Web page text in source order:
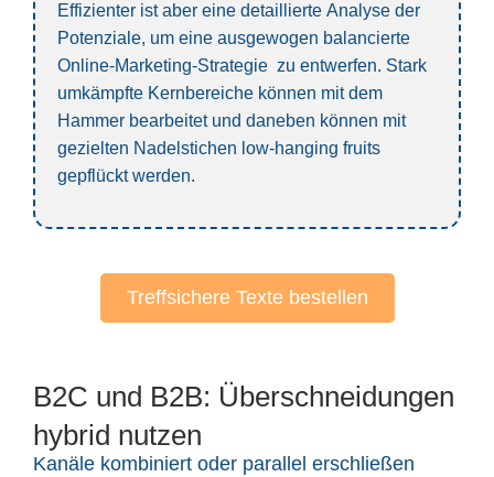
Effizienter ist aber eine detaillierte Analyse der
Potenziale, um eine ausgewogen balancierte
Online-Marketing-Strategie zu entwerfen. Stark
umkämpfte Kernbereiche können mit dem
Hammer bearbeitet und daneben können mit
gezielten Nadelstichen low-hanging fruits
gepflückt werden.
Treffsichere Texte bestellen
B2C und B2B: Überschneidungen
hybrid nutzen
Kanäle kombiniert oder parallel erschließen